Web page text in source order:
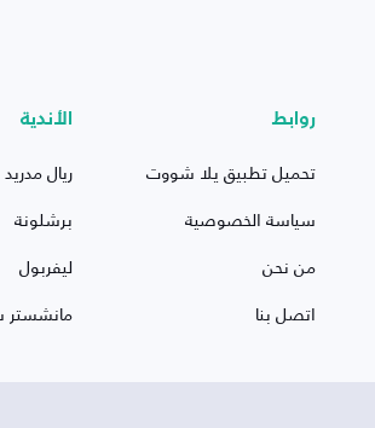
روابط
تحميل تطبيق يلا شووت
سياسة الخصوصية
من نحن
اتصل بنا
الأندية
ريال مدريد
برشلونة
ليفربول